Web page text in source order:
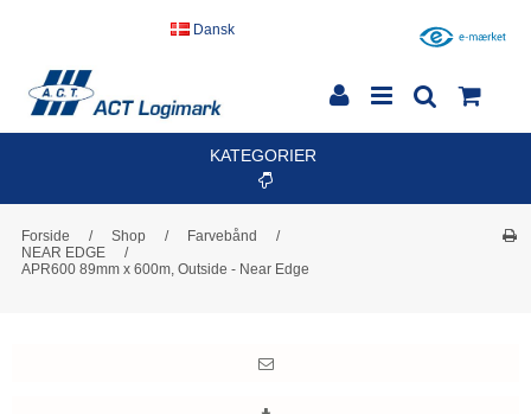
Dansk
KATEGORIER
Forside / Shop / Farvebånd
/
NEAR EDGE
/
APR600 89mm x 600m, Outside - Near Edge